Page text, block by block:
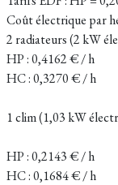
Coût électrique par
2 radiateurs (2 kW
HP : 0,4162 € / h
HC : 0,3270 € / h
1 clim (1,03 kW
HP : 0,2143 € / h
HC : 0,1684 € / h